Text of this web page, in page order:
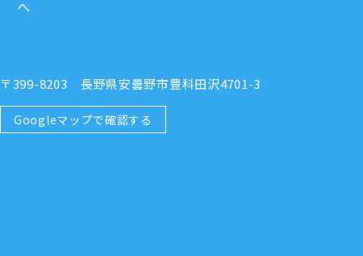
〒399-8203 長野県安曇野市豊科田沢4701-3
Googleマップで確認する